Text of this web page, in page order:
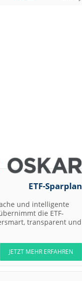
ETF-Sparplan
und intelligente
die ETF-
transparent und
JETZT MEHR ERFAHREN